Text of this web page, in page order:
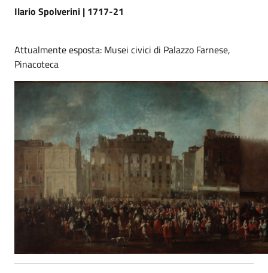
Ilario Spolverini | 1717-21
Attualmente esposta: Musei civici di Palazzo Farnese,
Pinacoteca